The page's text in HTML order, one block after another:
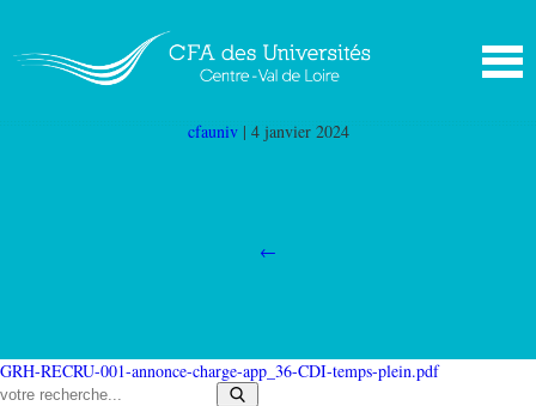
Temps Plein| ←On recrute !
cfauniv | 4 janvier 2024
←
GRH-RECRU-001-annonce-charge-app_36-CDI-temps-plein.pdf